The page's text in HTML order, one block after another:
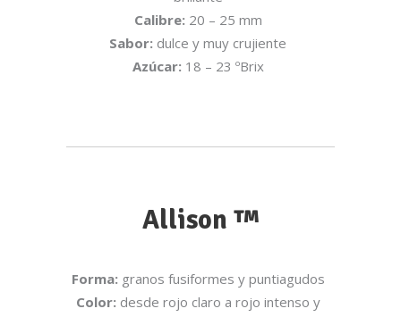
Calibre: 20 – 25 mm
Sabor: dulce y muy crujiente
Azúcar: 18 – 23 ºBrix
Allison ™
Forma: granos fusiformes y puntiagudos
Color: desde rojo claro a rojo intenso y